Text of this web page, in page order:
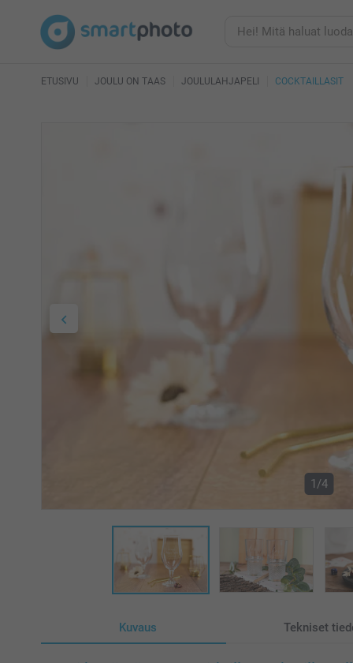
ETUSIVU JOULU ON TAAS JOULULAHJAPELI COCKTAILLASIT
1/4
Kuvaus Tekniset